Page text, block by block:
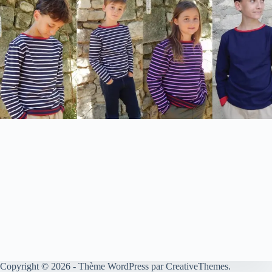
Copyright © 2026 - Thème WordPress parCreativeThemes.